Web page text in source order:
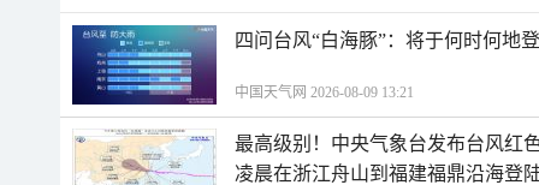
四问台风“白海豚”：将于何时何地
中国天气网 2026-08-09 13:21
最高级别！中央气象台发布台风红
凌晨在浙江舟山到福建福鼎沿海登